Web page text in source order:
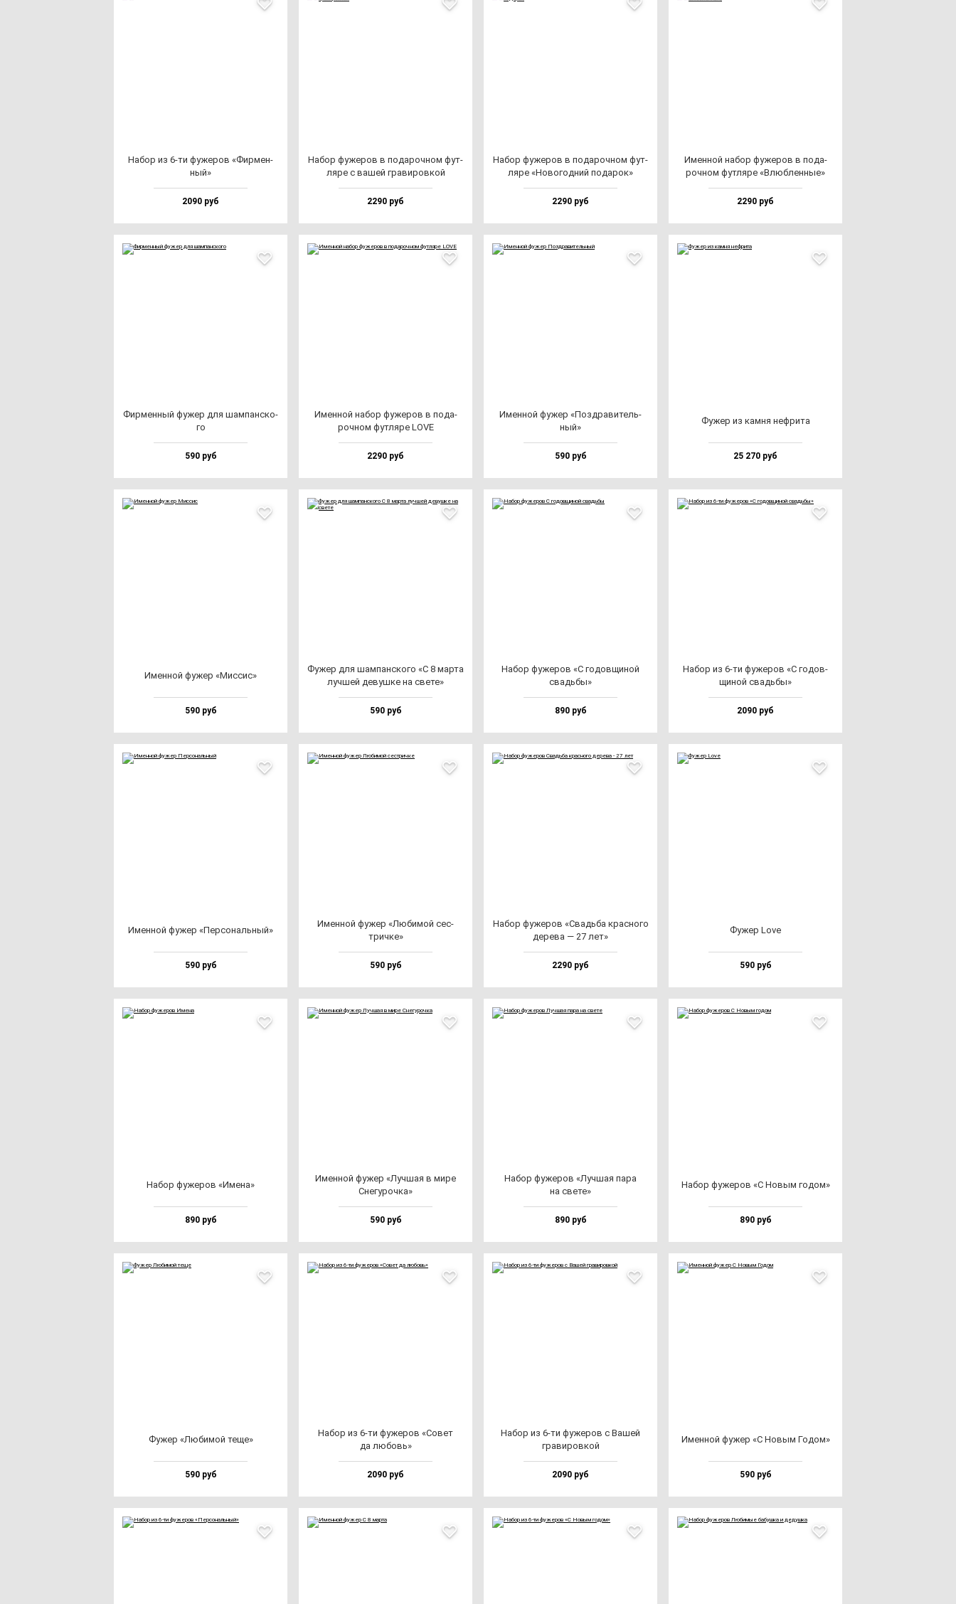
Набор из 6-ти фу­же­ров «Фир­мен­
ный»
2090 руб
Набор фу­же­ров в по­да­роч­ном фут­
ля­ре с ва­шей гра­ви­ров­кой
2290 руб
Набор фу­же­ров в по­да­роч­ном фут­
ля­ре «Ново­год­ний по­да­рок»
2290 руб
Имен­ной на­бор фу­же­ров в по­да­
роч­ном фут­ля­ре «Влюб­лен­ные»
2290 руб
Фир­мен­ный фу­жер для шам­пан­ско­
го
590 руб
Имен­ной на­бор фу­же­ров в по­да­
роч­ном фут­ля­ре LOVE
2290 руб
Имен­ной фу­жер «Поз­дра­ви­тель­
ный»
590 руб
Фужер из кам­ня неф­ри­та
25 270 руб
Имен­ной фу­жер «Мис­сис»
590 руб
Фужер для шам­пан­ско­го «С 8 мар­та
луч­шей де­вуш­ке на све­те»
590 руб
Набор фу­же­ров «С го­дов­щи­ной
свадь­бы»
890 руб
Набор из 6-ти фу­же­ров «С го­дов­
щи­ной свадь­бы»
2090 руб
Имен­ной фу­жер «Пер­со­наль­ный»
590 руб
Имен­ной фу­жер «Люби­мой сес­
трич­ке»
590 руб
Набор фу­же­ров «Свадь­ба крас­но­го
де­ре­ва — 27 лет»
2290 руб
Фужер Love
590 руб
Набор фу­же­ров «Име­на»
890 руб
Имен­ной фу­жер «Луч­шая в ми­ре
Сне­гу­роч­ка»
590 руб
Набор фу­же­ров «Луч­шая па­ра
на све­те»
890 руб
Набор фу­же­ров «С Новым го­дом»
890 руб
Фужер «Люби­мой те­ще»
590 руб
Набор из 6-ти фу­же­ров «Совет
да лю­бовь»
2090 руб
Набор из 6-ти фу­же­ров с Вашей
гра­ви­ров­кой
2090 руб
Имен­ной фу­жер «С Новым Годом»
590 руб